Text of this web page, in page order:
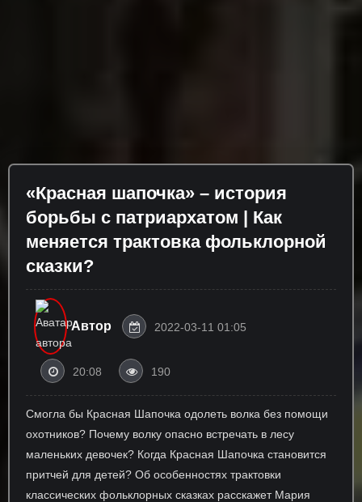
«Красная шапочка» – история
борьбы с патриархатом | Как
меняется трактовка фольклорной
сказки?
Автор 2022-03-11 01:05
20:08 190
Смогла бы Красная Шапочка одолеть волка без помощи
охотников? Почему волку опасно встречать в лесу
маленьких девочек? Когда Красная Шапочка становится
притчей для детей? Об особенностях трактовки
классических фольклорных сказках расскажет Мария